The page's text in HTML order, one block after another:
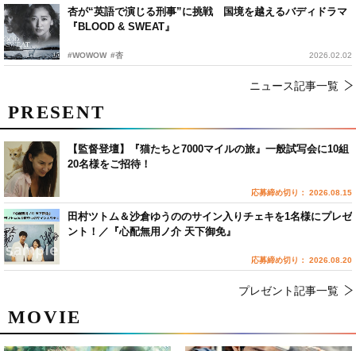
杏が“英語で演じる刑事”に挑戦 国境を越えるバディドラマ
『BLOOD & SWEAT』
#WOWOW #杏 2026.02.02
ニュース記事一覧
MOVIE
PRESENT
【監督登壇】『猫たちと7000マイルの旅』一般試写会に10組
20名様をご招待！
応募締め切り： 2026.08.15
田村ツトム＆沙倉ゆうののサイン入りチェキを1名様にプレゼ
ント！／『心配無用ノ介 天下御免』
応募締め切り： 2026.08.20
プレゼント記事一覧